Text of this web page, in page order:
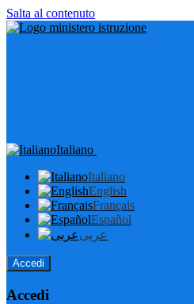
Salta al contenuto
Italiano
Italiano
English
Français
Español
عربى
Accedi
Accedi